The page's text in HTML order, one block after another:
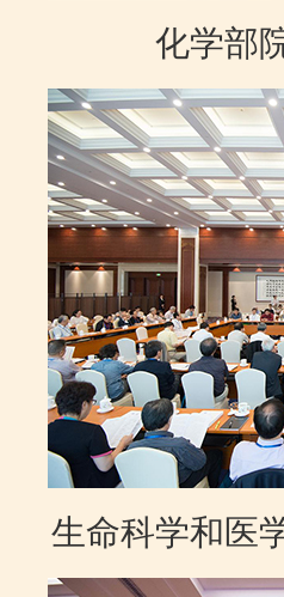
化学部
生命科学和医